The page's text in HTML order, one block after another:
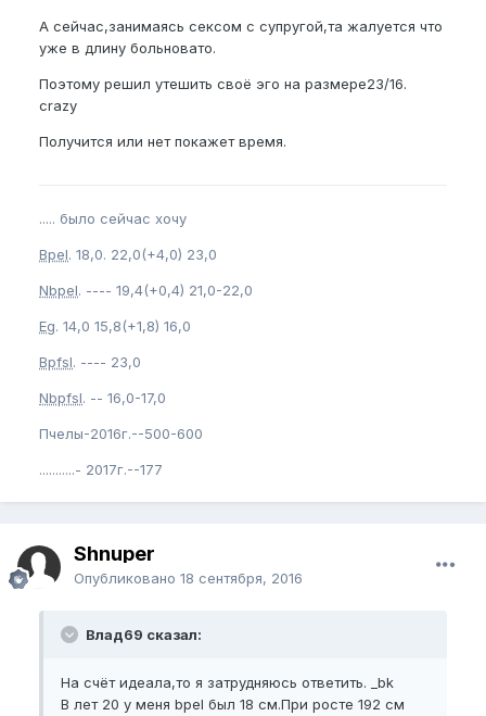
А сейчас,занимаясь сексом с супругой,та жалуется что
уже в длину больновато.
Поэтому решил утешить своё эго на размере23/16.
crazy
Получится или нет покажет время.
..... было сейчас хочу
Bpel. 18,0. 22,0(+4,0) 23,0
Nbpel. ---- 19,4(+0,4) 21,0-22,0
Eg. 14,0 15,8(+1,8) 16,0
Bpfsl. ---- 23,0
Nbpfsl. -- 16,0-17,0
Пчелы-2016г.--500-600
...........- 2017г.--177
Shnuper
Опубликовано 18 сентября, 2016
Влад69 сказал:
На счёт идеала,то я затрудняюсь ответить. _bk
В лет 20 у меня bpel был 18 см.При росте 192 см